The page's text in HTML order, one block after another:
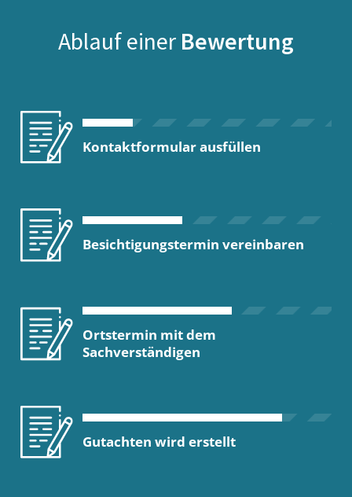
Ablauf einer Bewertung
Kontaktformular ausfüllen
Besichtigungstermin vereinbaren
Ortstermin mit dem
Sachverständigen
Gutachten wird erstellt